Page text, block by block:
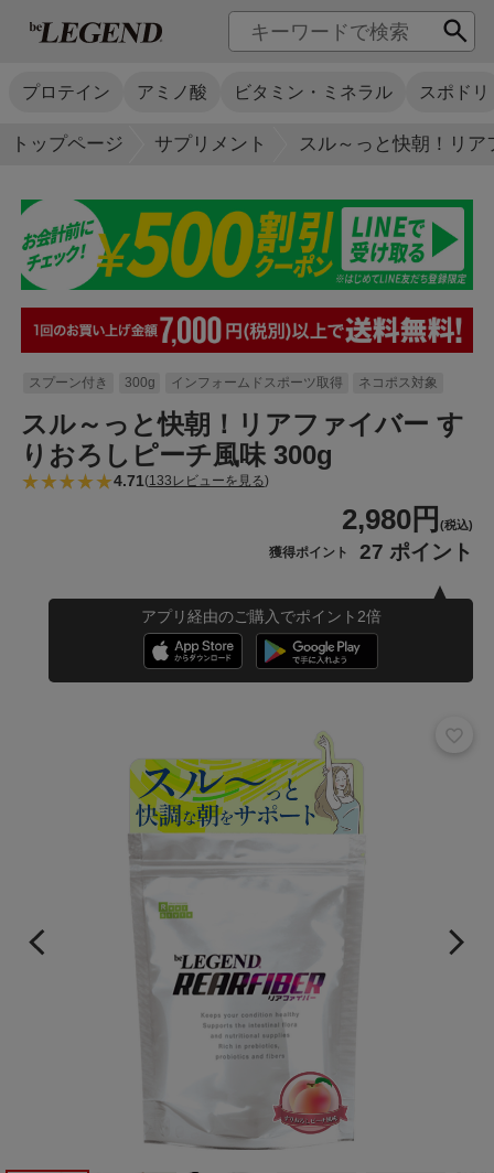
プロテイン アミノ酸 ビタミン・ミネラル スポドリ
トップページ サプリメント スル～っと快朝！リ
スプーン付き 300g インフォームドスポーツ取得 ネコポス対象
スル～っと快朝！リアファイバー す
りおろしピーチ風味 300g
4.71(133レビューを見る)
2,980円 (税込)
獲得ポイント 27 ポイント
アプリ経由のご購入でポイント2倍